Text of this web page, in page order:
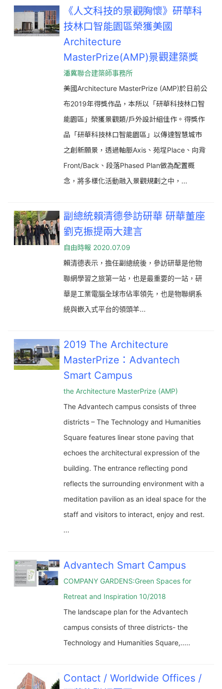
《人文科技的景觀胸懷》研華科
技林口智能園區榮獲美國
Architecture
MasterPrize(AMP)景觀建築獎
潘冀聯合建築師事務所
美國Architecture MasterPrize (AMP)於日前公
布2019年得獎作品，本所以「研華科技林口智
能園區」榮獲景觀類/戶外設計組佳作。得獎作
品「研華科技林口智能園區」以傳達智慧城市
之創新願景，透過軸脈Axis、苑埕Place、向背
Front/Back、段落Phased Plan做為配置概
念，將多樣化活動融入景觀規劃之中，...
副總統賴清德參訪研華 研華董座
劉克振提兩大建言
自由時報 2020.07.09
賴清德表示，擔任副總統後，參訪研華是他物
聯網學習之旅第一站，也是最重要的一站，研
華是工業電腦全球市佔率領先，也是物聯網系
統與嵌入式平台的領頭羊...
2019 The Architecture
MasterPrize：Advantech
Smart Campus
the Architecture MasterPrize (AMP)
The Advantech campus consists of three
districts – The Technology and Humanities
Square features linear stone paving that
echoes the architectural expression of the
building. The entrance reflecting pond
reflects the surrounding environment with a
meditation pavilion as an ideal space for the
staff and visitors to interact, enjoy and rest.
...
Advantech Smart Campus
COMPANY GARDENS:Green Spaces for
Retreat and Inspiration 10/2018
The landscape plan for the Advantech
campus consists of three districts- the
Technology and Humanities Square,.....
Contact / Worldwide Offices /